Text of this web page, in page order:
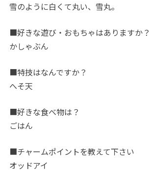
雪のように白くて丸い、雪丸。
■好きな遊び・おもちゃはありますか？
かしゃぶん
■特技はなんですか？
へそ天
■好きな食べ物は？
ごはん
■チャームポイントを教えて下さい
オッドアイ